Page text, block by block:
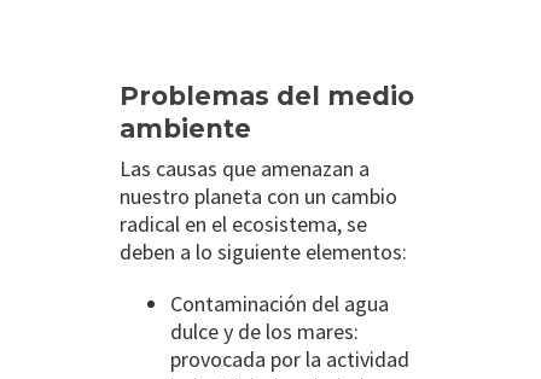
Problemas del medio
ambiente
Las causas que amenazan a
nuestro planeta con un cambio
radical en el ecosistema, se
deben a lo siguiente elementos:
Contaminación del agua
dulce y de los mares:
provocada por la actividad